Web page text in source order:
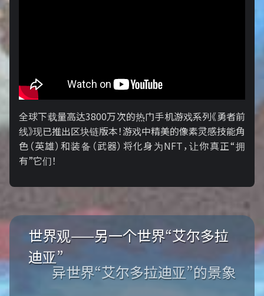
全球下载量高达3800万次的热门手机游戏系列《勇者前
线》现已推出区块链版本！游戏中精美的像素灵感技能角
色（英雄）和装备（武器）将化身为NFT，让你真正“拥
有”它们！
世界观——另一个世界“艾尔多拉
迪亚”
异世界“艾尔多拉迪亚”的景象